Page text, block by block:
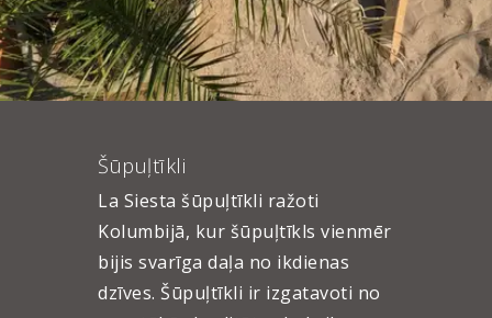
Šūpuļtīkli
La Siesta šūpuļtīkli ražoti
Kolumbijā, kur šūpuļtīkls vienmēr
bijis svarīga daļa no ikdienas
dzīves. Šūpuļtīkli ir izgatavoti no